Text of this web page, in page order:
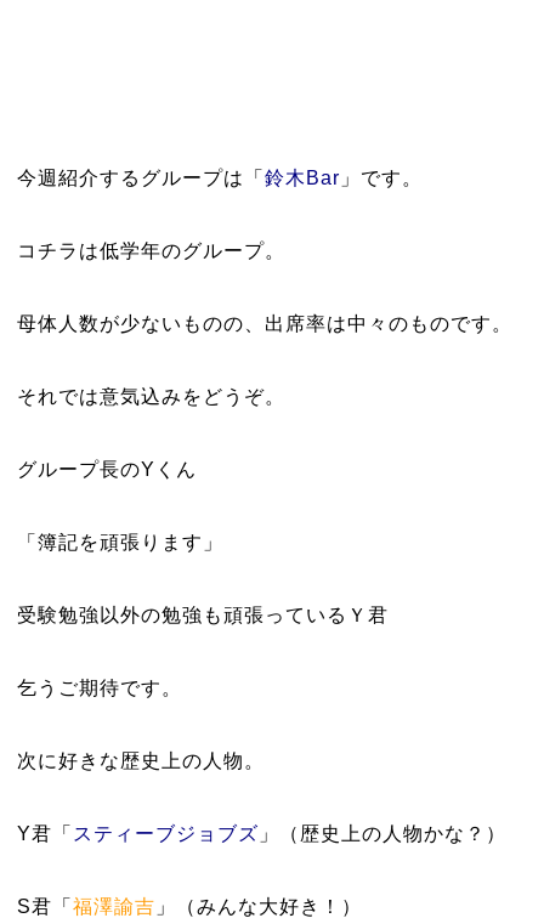
今週紹介するグループは「 鈴木Bar 」です。
コチラは低学年のグループ。
母体人数が少ないものの、出席率は中々のものです。
それでは意気込みをどうぞ。
グループ長のYくん
「簿記を頑張ります」
受験勉強以外の勉強も頑張っているＹ君
乞うご期待です。
次に好きな歴史上の人物。
Y君「 スティーブジョブズ 」（歴史上の人物かな？）
S君「 福澤諭吉 」（みんな大好き！）